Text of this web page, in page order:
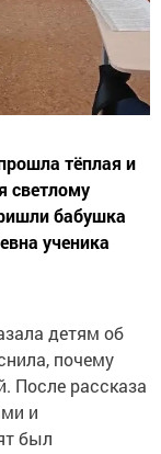
тёплая и
светлому
бабушка
ученика
детям об
почему
После рассказа
и
был